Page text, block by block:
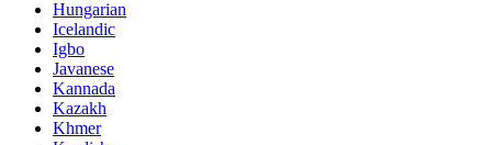
Hungarian
Icelandic
Igbo
Javanese
Kannada
Kazakh
Khmer